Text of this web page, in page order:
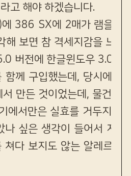
고 해야 하겠습니다.
386 SX에 2매가 램을 달
해 보면 참 격세지감을 느끼
버전에 한글윈도우 3.0이
함께 구입했는데, 당시에 도
서 만든 것이었는데, 물건을
에서만은 실효를 거두지 못
나 싶은 생각이 들어서 지금
쳐다 보지도 않는 알레르기